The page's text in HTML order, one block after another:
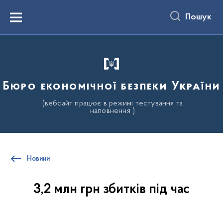
вмістуMenu Пошук
Бюро економічної безпеки України
(вебсайт працює в режимі тестування та
наповнення )
Новини
3,2 млн грн збитків під час